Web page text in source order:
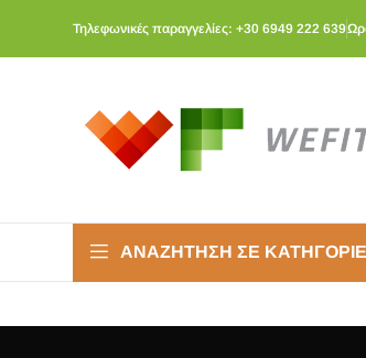
Τηλεφωνικές παραγγελίες: +30 6949 222 639
ΑΝΑΖΉΤΗΣΗ ΣΕ